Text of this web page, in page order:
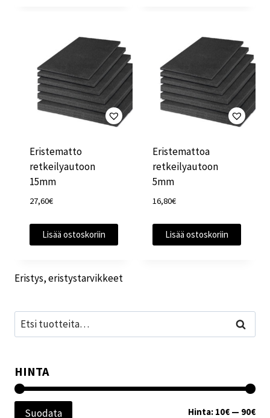
Eristematto
retkeilyautoon
15mm
27,60€
Lisää ostoskoriin
Eristemattoa
retkeilyautoon
5mm
16,80€
Lisää ostoskoriin
Eristys, eristystarvikkeet
Etsi: Haku
HINTA
Suodata Hinta: 10€ — 90€